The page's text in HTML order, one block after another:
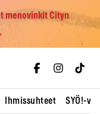
menovinkit Cityn
Ihmissuhteet SYÖ!-